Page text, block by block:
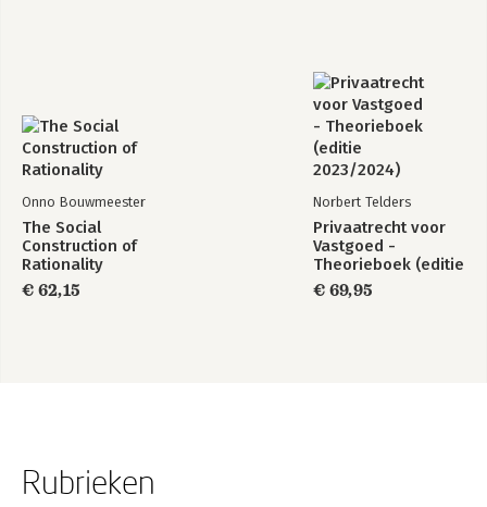
Onno Bouwmeester
The Social
Construction of
Rationality
€ 62,15
Norbert Telders
Privaatrecht voor
Vastgoed -
Theorieboek (editie
2023/2024)
€ 69,95
Rubrieken